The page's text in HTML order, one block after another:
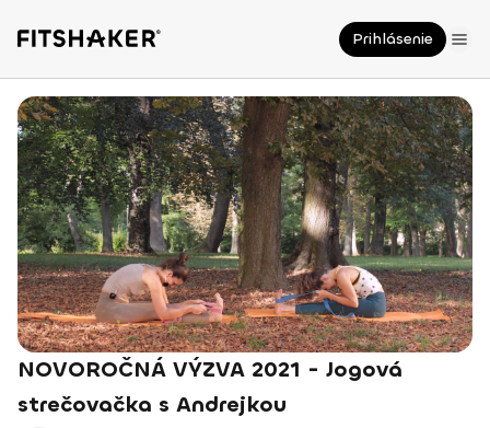
Prihlásenie
NOVOROČNÁ VÝZVA 2021 - Jogová
strečovačka s Andrejkou